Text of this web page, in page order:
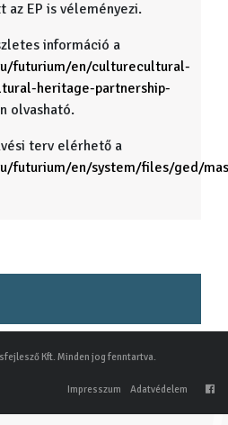
az EP is véleményezi.
információ a
futurium/en/culturecultural-
heritage-partnership-
olvasható.
terv elérhető a
futurium/en/system/files/ged/
Kft. Minden jog fenntartva.
Impresszum Adatvédelem